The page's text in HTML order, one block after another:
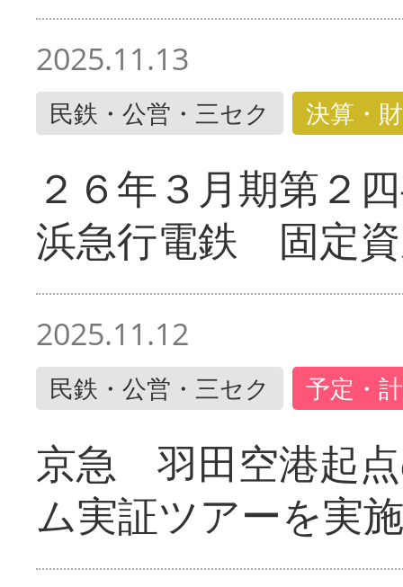
2025.11.13
民鉄・公営・三セク 決算・
２６年３月期第２
浜急行電鉄 固定
2025.11.12
民鉄・公営・三セク 予定・
京急 羽田空港起
ム実証ツアーを実施